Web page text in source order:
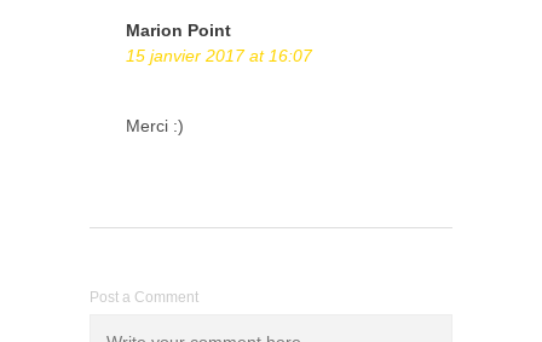
Marion Point
15 janvier 2017 at 16:07
Merci :)
Post a Comment